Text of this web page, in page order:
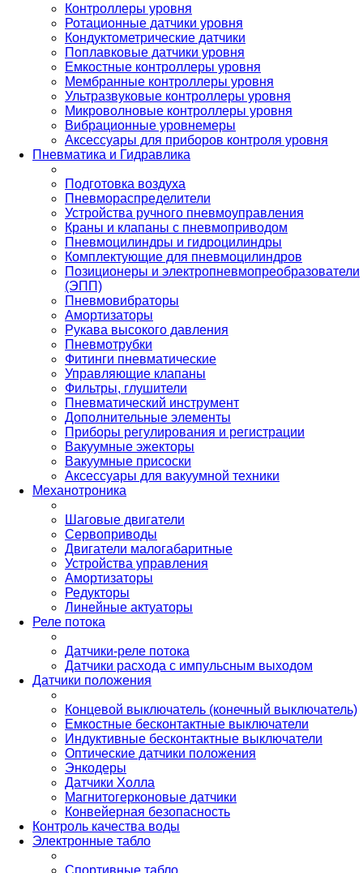
Контроллеры уровня
Ротационные датчики уровня
Кондуктометрические датчики
Поплавковые датчики уровня
Емкостные контроллеры уровня
Мембранные контроллеры уровня
Ультразвуковые контроллеры уровня
Микроволновые контроллеры уровня
Вибрационные уровнемеры
Аксессуары для приборов контроля уровня
Пневматика и Гидравлика
Подготовка воздуха
Пневмораспределители
Устройства ручного пневмоуправления
Краны и клапаны с пневмоприводом
Пневмоцилиндры и гидроцилиндры
Комплектующие для пневмоцилиндров
Позиционеры и электропневмопреобразователи
(ЭПП)
Пневмовибраторы
Амортизаторы
Рукава высокого давления
Пневмотрубки
Фитинги пневматические
Управляющие клапаны
Фильтры, глушители
Пневматический инструмент
Дополнительные элементы
Приборы регулирования и регистрации
Вакуумные эжекторы
Вакуумные присоски
Аксессуары для вакуумной техники
Механотроника
Шаговые двигатели
Сервоприводы
Двигатели малогабаритные
Устройства управления
Амортизаторы
Редукторы
Линейные актуаторы
Реле потока
Датчики-реле потока
Датчики расхода с импульсным выходом
Датчики положения
Концевой выключатель (конечный выключатель)
Емкостные бесконтактные выключатели
Индуктивные бесконтактные выключатели
Оптические датчики положения
Энкодеры
Датчики Холла
Магнитогерконовые датчики
Конвейерная безопасность
Контроль качества воды
Электронные табло
Спортивные табло